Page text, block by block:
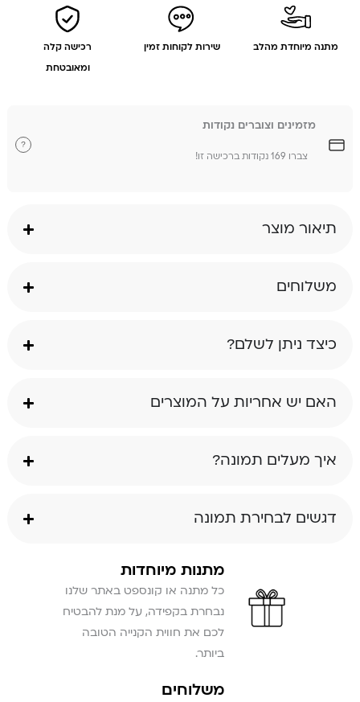
מתנה מיוחדת מהלב שירות לקוחות זמין
רכישה קלה
ומאובטחת
מזמינים וצוברים נקודות
צברו 169 נקודות ברכישה זו!
?
תיאור מוצר
משלוחים
כיצד ניתן לשלם?
האם יש אחריות על המוצרים
איך מעלים תמונה?
דגשים לבחירת תמונה
מתנות מיוחדות
כל מתנה או קונספט באתר שלנו
נבחרת בקפידה, על מנת להבטיח
לכם את חווית הקנייה הטובה
ביותר.
משלוחים